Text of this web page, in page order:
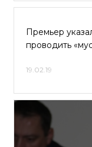
Премьер
проводить
19.02.19